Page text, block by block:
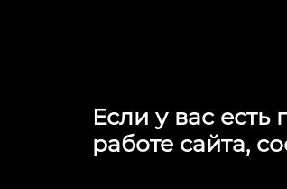
Если у вас
работе сайта,